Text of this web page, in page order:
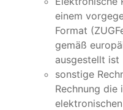
einem
Format
gemäß
ausgestellt ist
sonstige
Rechnung die